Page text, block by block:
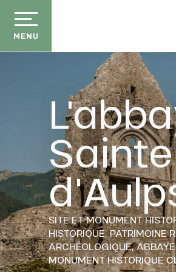
contenu
principal
MENU
SITE ET MONUMENT
HISTORIQUE,PATRIMOINE
ARCHÉOLOGIQUE,
MONUMENT HISTORIQUE